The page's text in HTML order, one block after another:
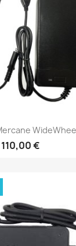
rapide
110,00 €